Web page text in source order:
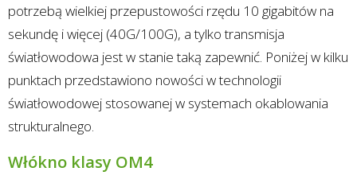
potrzebą wielkiej przepustowości rzędu 10 gigabitów na
sekundę i więcej (40G/100G), a tylko transmisja
światłowodowa jest w stanie taką zapewnić. Poniżej w kilku
punktach przedstawiono nowości w technologii
światłowodowej stosowanej w systemach okablowania
strukturalnego.
Włókno klasy OM4